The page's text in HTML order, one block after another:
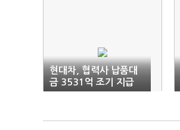
현대차, 협력사 납품대
금 3531억 조기 지급